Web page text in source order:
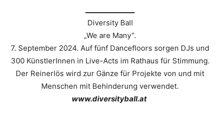
Diversity Ball
„We are Many”.
7. September 2024. Auf fünf Dancefloors sorgen DJs und
300 KünstlerInnen in Live-Acts im Rathaus für Stimmung.
Der Reinerlös wird zur Gänze für Projekte von und mit
Menschen mit Behinderung verwendet.
www.diversityball.at